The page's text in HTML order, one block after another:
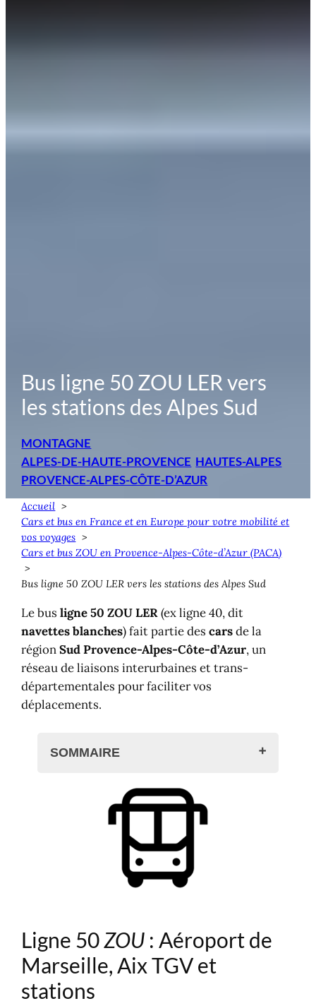
Bus ligne 50 ZOU LER vers
les stations des Alpes Sud
MONTAGNE
ALPES-DE-HAUTE-PROVENCE HAUTES-ALPES
PROVENCE-ALPES-CÔTE-D’AZUR
Accueil
Cars et bus en France et en Europe pour votre mobilité et
vos voyages
Cars et bus ZOU en Provence-Alpes-Côte-d’Azur (PACA)
Bus ligne 50 ZOU LER vers les stations des Alpes Sud
Le busligne 50 ZOU LER(ex ligne 40, dit
navettes blanches) fait partie descarsde la
régionSud Provence-Alpes-Côte-d’Azur, un
réseau de liaisons interurbaines et trans-
départementales pour faciliter vos
déplacements.
SOMMAIRE
Ligne 50 ZOU : Aéroport de Marseille,
Aix TGV et stations
Bus ligne 50 LER
Horaires
Stations de ski, vacances à la
Ligne 50ZOU : Aéroport de
Marseille, Aix TGV et
stations